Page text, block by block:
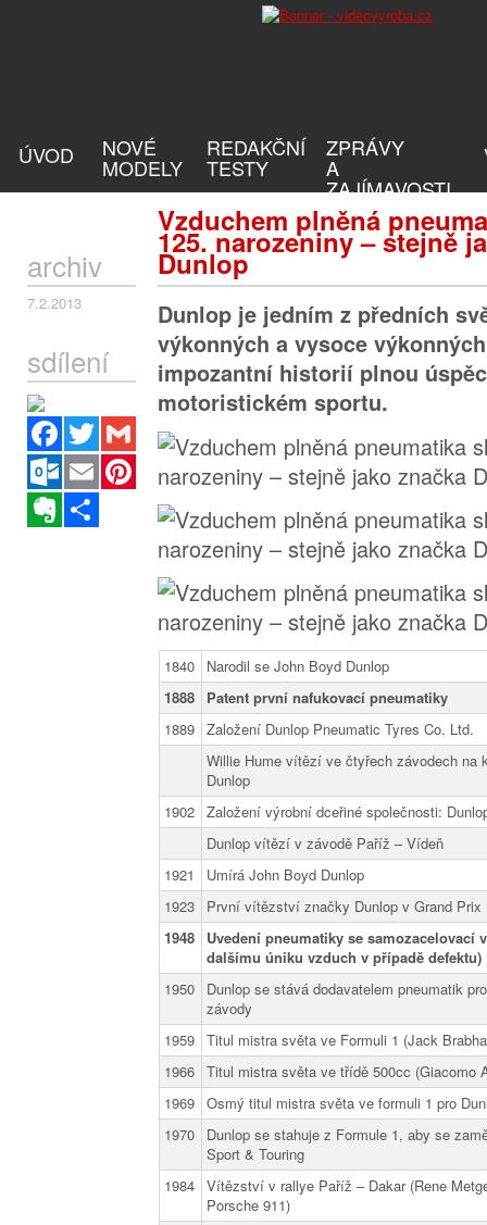
ÚVOD NOVÉ
MODELY
REDAKČNÍ
TESTY
ZPRÁVY
A
ZAJÍMAVOSTI
Vzduchem plněná
125. narozeniny – stejně
Dunlop
archiv
7.2.2013
sdílení
Facebook
Twitter
Outlook.com
Email
Pinterest
Evernote
Dunlop je jedním z předních
výkonných a vysoce
impozantní historií plnou
motoristickém sportu.
1840
Narodil se John Boyd Dunlop
1888
Patent první nafukovací pneumatiky
1889
Založení Dunlop Pneumatic Tyres Co. Ltd.
Willie Hume vítězí ve čtyřech závodech na
Dunlop
1902
Založení výrobní dceřiné společnosti:
Dunlop vítězí v závodě Paříž – Vídeň
1921
Umírá John Boyd Dunlop
1923
První vítězství značky Dunlop v Grand Prix
1948
Uvedení pneumatiky se samozacelovací
dalšímu úniku vzduch v případě defektu)
1950
Dunlop se stává dodavatelem pneumatik
závody
1959
Titul mistra světa ve Formuli 1 (Jack
1966
Titul mistra světa ve třídě 500cc (Giacomo
1969
Osmý titul mistra světa ve formuli 1 pro
1970
Dunlop se stahuje z Formule 1, aby se
Sport & Touring
1984
Vítězství v rallye Paříž – Dakar (Rene
Porsche 911)